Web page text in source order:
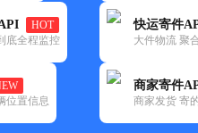
HOT
底全程监控
位置信息
快运寄件
大件物流 聚
商家寄件
商家发货 寄